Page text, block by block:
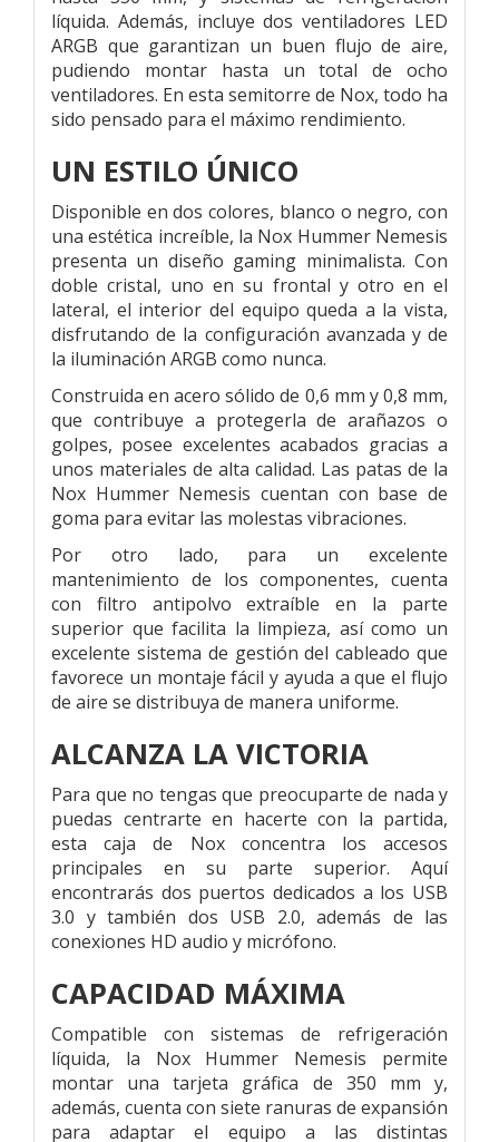
líquida. Además, incluye dos ventiladores LED
ARGB que garantizan un buen flujo de aire,
pudiendo montar hasta un total de ocho
ventiladores. En esta semitorre de Nox, todo ha
sido pensado para el máximo rendimiento.
UN ESTILO ÚNICO
Disponible en dos colores, blanco o negro, con
una estética increíble, la Nox Hummer Nemesis
presenta un diseño gaming minimalista. Con
doble cristal, uno en su frontal y otro en el
lateral, el interior del equipo queda a la vista,
disfrutando de la configuración avanzada y de
la iluminación ARGB como nunca.
Construida en acero sólido de 0,6 mm y 0,8 mm,
que contribuye a protegerla de arañazos o
golpes, posee excelentes acabados gracias a
unos materiales de alta calidad. Las patas de la
Nox Hummer Nemesis cuentan con base de
goma para evitar las molestas vibraciones.
Por otro lado, para un excelente
mantenimiento de los componentes, cuenta
con filtro antipolvo extraíble en la parte
superior que facilita la limpieza, así como un
excelente sistema de gestión del cableado que
favorece un montaje fácil y ayuda a que el flujo
de aire se distribuya de manera uniforme.
ALCANZA LA VICTORIA
Para que no tengas que preocuparte de nada y
puedas centrarte en hacerte con la partida,
esta caja de Nox concentra los accesos
principales en su parte superior. Aquí
encontrarás dos puertos dedicados a los USB
3.0 y también dos USB 2.0, además de las
conexiones HD audio y micrófono.
CAPACIDAD MÁXIMA
Compatible con sistemas de refrigeración
líquida, la Nox Hummer Nemesis permite
montar una tarjeta gráfica de 350 mm y,
además, cuenta con siete ranuras de expansión
para adaptar el equipo a las distintas